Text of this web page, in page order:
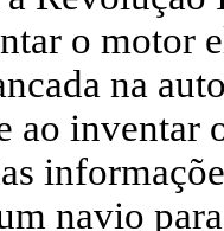
o motor
na
ao inventar
navio